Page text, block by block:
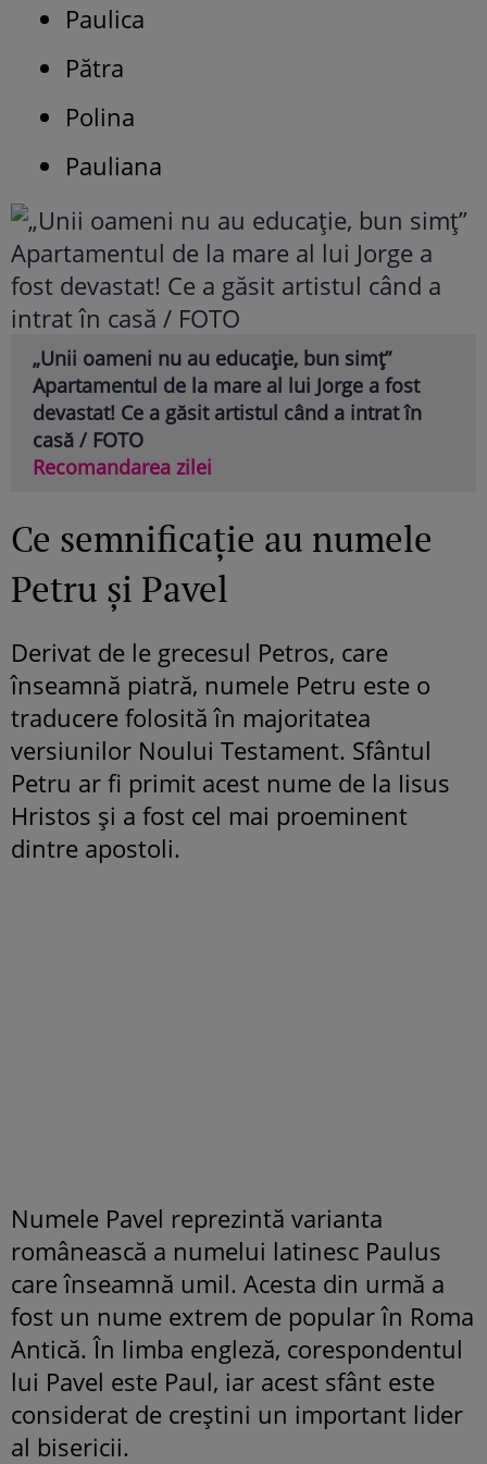
Paulica
Pătra
Polina
Pauliana
„Unii oameni nu au educație, bun simț”
Apartamentul de la mare al lui Jorge a fost
devastat! Ce a găsit artistul când a intrat în
casă / FOTO
Recomandarea zilei
Ce semnificație au numele
Petru și Pavel
Derivat de le grecesul Petros, care
înseamnă piatră, numele Petru este o
traducere folosită în majoritatea
versiunilor Noului Testament. Sfântul
Petru ar fi primit acest nume de la Iisus
Hristos şi a fost cel mai proeminent
dintre apostoli.
Numele Pavel reprezintă varianta
românească a numelui latinesc Paulus
care înseamnă umil. Acesta din urmă a
fost un nume extrem de popular în Roma
Antică. În limba engleză, corespondentul
lui Pavel este Paul, iar acest sfânt este
considerat de creştini un important lider
al bisericii.